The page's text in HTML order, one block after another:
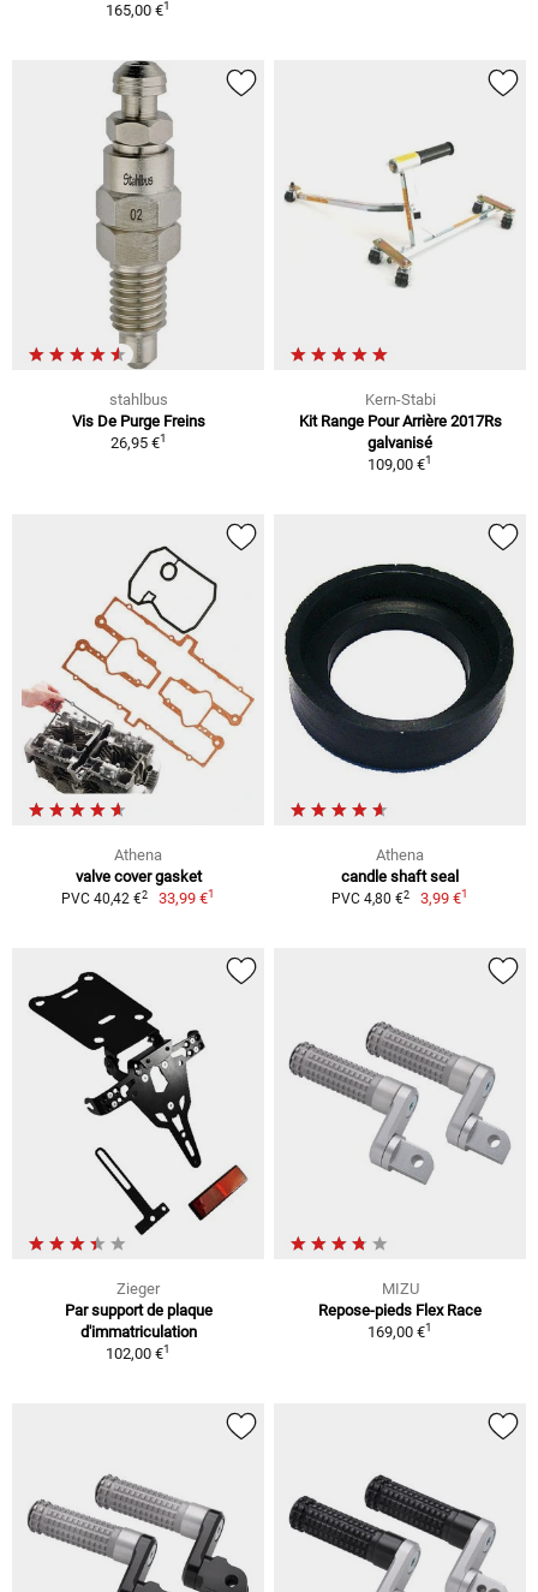
165,00 €1
stahlbus
Vis De Purge Freins
26,95 €1
Kern-Stabi
Kit Range Pour Arrière 2017Rs
galvanisé
109,00 €1
Athena
valve cover gasket
PVC 40,42 €2 33,99 €1
Athena
candle shaft seal
PVC 4,80 €2 3,99 €1
Zieger
Par support de plaque
d'immatriculation
102,00 €1
MIZU
Repose-pieds Flex Race
169,00 €1